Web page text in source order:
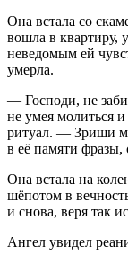
Она встала со
вошла в квартиру,
неведомым ей
умерла.
— Господи, не
не умея молиться
ритуал. — Зриши
в её памяти
Она встала на
шёпотом в
и снова, веря так
Ангел увидел